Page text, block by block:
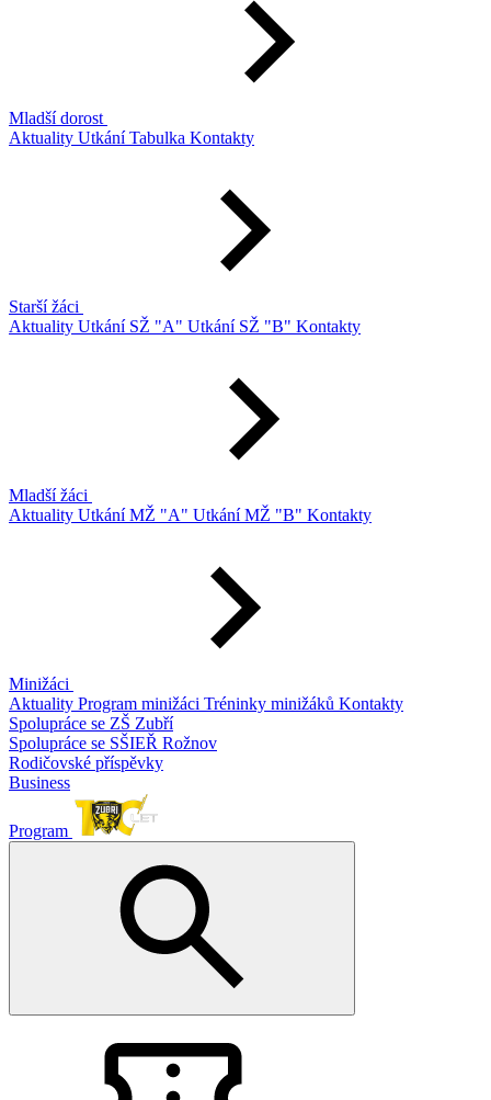
Mladší dorost
Aktuality UtkáníTabulka Kontakty
Starší žáci
Aktuality Utkání SŽ "A" Utkání SŽ "B" Kontakty
Mladší žáci
Aktuality Utkání MŽ "A" Utkání MŽ "B" Kontakty
Minižáci
Aktuality Program minižáci Tréninky minižáků Kontakty
Spolupráce se ZŠ Zubří
Spolupráce se SŠIEŘ Rožnov
Rodičovské příspěvky
Business
Program